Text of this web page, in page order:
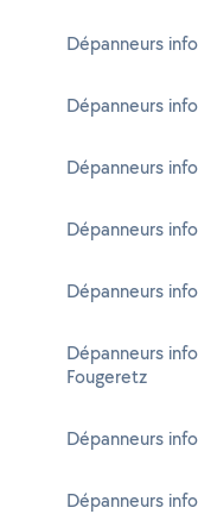
Dépanneurs
Dépanneurs
Dépanneurs
Dépanneurs
Dépanneurs
Dépanneurs
Fougeretz
Dépanneurs
Dépanneurs